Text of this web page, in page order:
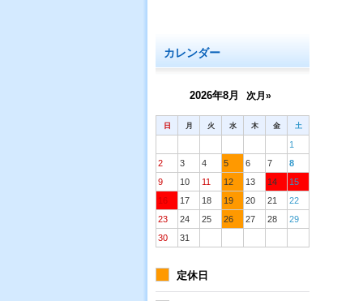
カレンダー
2026年8月 次月»
日 月 火 水 木 金 土
1
2
3 4 5 6 7
8
9
10 11 12 13 14
15
16
17 18 19 20 21
22
23
24 25 26 27 28
29
30
31
定休日